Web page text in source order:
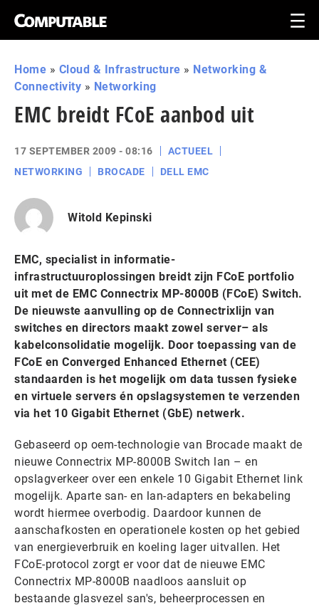
Home » Cloud & Infrastructure » Networking &
Connectivity » Networking
EMC breidt FCoE aanbod uit
17 SEPTEMBER 2009 - 08:16
ACTUEEL
NETWORKING
BROCADE DELL EMC
Witold Kepinski
EMC, specialist in informatie-
infrastructuuroplossingen breidt zijn FCoE portfolio
uit met de EMC Connectrix MP-8000B (FCoE) Switch.
De nieuwste aanvulling op de Connectrixlijn van
switches en directors maakt zowel server– als
kabelconsolidatie mogelijk. Door toepassing van de
FCoE en Converged Enhanced Ethernet (CEE)
standaarden is het mogelijk om data tussen fysieke
en virtuele servers én opslagsystemen te verzenden
via het 10 Gigabit Ethernet (GbE) netwerk.
Gebaseerd op oem-technologie van Brocade maakt de
nieuwe Connectrix MP-8000B Switch lan – en
opslagverkeer over een enkele 10 Gigabit Ethernet link
mogelijk. Aparte san- en lan-adapters en bekabeling
wordt hiermee overbodig. Daardoor kunnen de
aanschafkosten en operationele kosten op het gebied
van energieverbruik en koeling lager uitvallen. Het
FCoE-protocol zorgt er voor dat de nieuwe EMC
Connectrix MP-8000B naadloos aansluit op
bestaande glasvezel san's, beheerprocessen en